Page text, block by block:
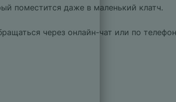
поместится даже в маленький клатч.
через онлайн-чат или по